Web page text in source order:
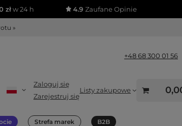
złw 24 h 4.9Zaufane Opinie
»
+48 68 300 01 56
Zaloguj się
Zarejestruj się
Listy zakupowe
Strefa marek B2B